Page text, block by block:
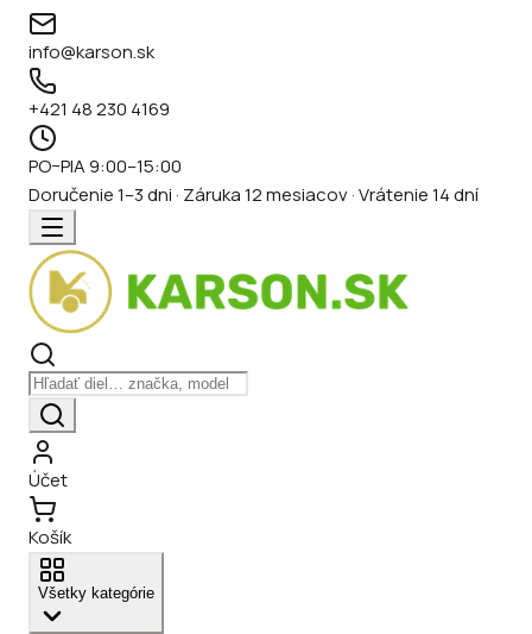
info@karson.sk
+421 48 230 4169
PO–PIA 9:00–15:00
Doručenie 1–3 dni · Záruka 12 mesiacov · Vrátenie 14 dní
Účet
Košík
Všetky kategórie